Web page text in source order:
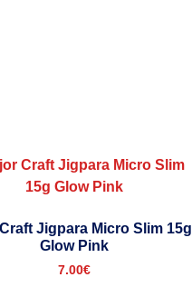
Jigpara Micro Slim 15g
Glow Pink
7.00€